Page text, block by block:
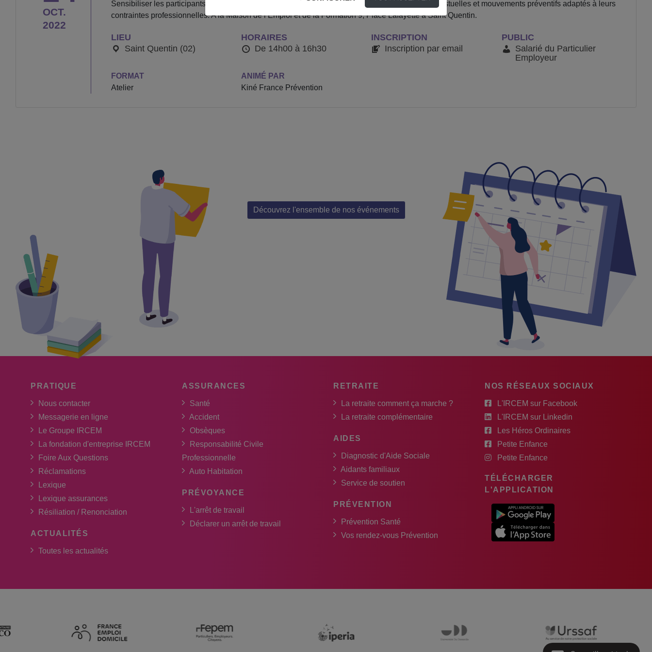
OCT.
2022
Sensibiliser les participants aux facteurs de risque et aux moyens de prévention des TMS, aux gestuelles et mouvements préventifs adaptés à leurs
contraintes professionnelles. A la Maison de l’Emploi et de la Formation 9, Place Lafayette à Saint Quentin.
LIEU
Saint Quentin (02)
HORAIRES
De 14h00 à 16h30
INSCRIPTION
Inscription par email
PUBLIC
Salarié du Particulier
Employeur
FORMAT
Atelier
ANIMÉ PAR
Kiné France Prévention
Découvrez l'ensemble de nos événements
PRATIQUE
Nous contacter
Messagerie en ligne
Le Groupe IRCEM
La fondation d'entreprise IRCEM
Foire Aux Questions
Réclamations
Lexique
Lexique assurances
Résiliation / Renonciation
ACTUALITÉS
Toutes les actualités
ASSURANCES
Santé
Accident
Obsèques
Responsabilité Civile
Professionnelle
Auto Habitation
PRÉVOYANCE
L'arrêt de travail
Déclarer un arrêt de travail
RETRAITE
La retraite comment ça marche ?
La retraite complémentaire
AIDES
Diagnostic d'Aide Sociale
Aidants familiaux
Service de soutien
PRÉVENTION
Prévention Santé
Vos rendez-vous Prévention
NOS RÉSEAUX SOCIAUX
L'IRCEM sur Facebook
L'IRCEM sur Linkedin
Les Héros Ordinaires
Petite Enfance
Petite Enfance
TÉLÉCHARGER
L'APPLICATION